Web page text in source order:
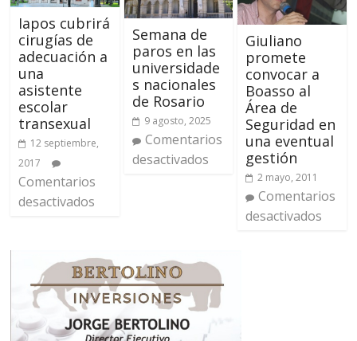
Iapos cubrirá
cirugías de
adecuación a
una
asistente
escolar
transexual
12 septiembre,
2017
Comentarios
desactivados
Semana de
paros en las
universidade
s nacionales
de Rosario
9 agosto, 2025
Comentarios
desactivados
Giuliano
promete
convocar a
Boasso al
Área de
Seguridad en
una eventual
gestión
2 mayo, 2011
Comentarios
desactivados